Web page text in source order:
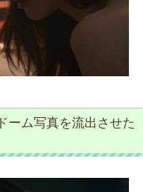
ーム写真を流出させた